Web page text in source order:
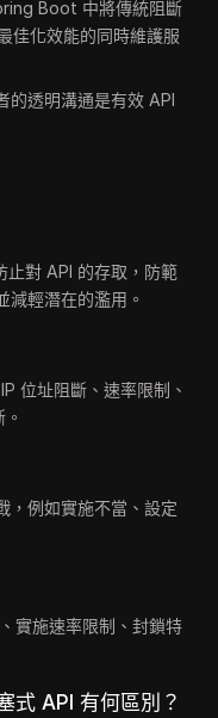
Boot 中將傳統阻斷
佳化效能的同時維護服
的透明溝通是有效 API
止對 API 的存取，防範
減輕潛在的濫用。
位址阻斷、速率限制、
，例如實施不當、設定
實施速率限制、封鎖特
式 API 有何區別？